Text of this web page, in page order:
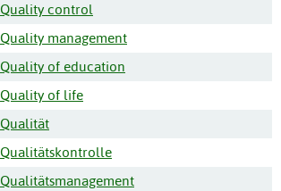
Quality control
Quality management
Quality of education
Quality of life
Qualität
Qualitätskontrolle
Qualitätsmanagement